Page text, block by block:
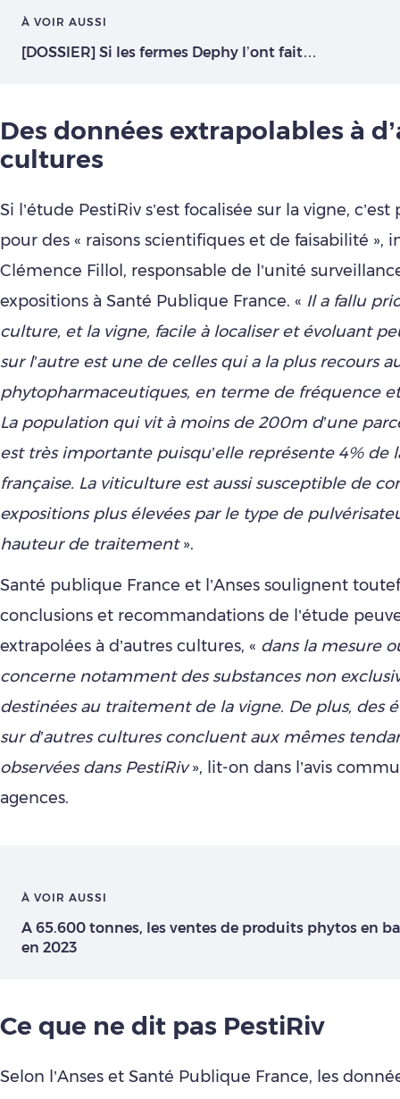
À VOIR AUSSI
[DOSSIER] Si les fermes Dephy l’ont fait…
Des données extrapolables à
cultures
Si l’étude PestiRiv s’est focalisée sur la vigne,
pour des « raisons scientifiques et de faisabilité »,
Clémence Fillol, responsable de l’unité
expositions à Santé Publique France. « Il a fallu
culture, et la vigne, facile à localiser et évoluant
sur l’autre est une de celles qui a la plus recours
phytopharmaceutiques, en terme de fréquence
La population qui vit à moins de 200m d’une
est très importante puisqu’elle représente 4% de
française. La viticulture est aussi susceptible de
expositions plus élevées par le type de
hauteur de traitement».
Santé publique France et l’Anses soulignent
conclusions et recommandations de l’étude
extrapolées à d’autres cultures, « dans la mesure
concerne notamment des substances non
destinées au traitement de la vigne. De plus, des
sur d’autres cultures concluent aux mêmes
observées dans PestiRiv», lit-on dans l’avis
agences.
À VOIR AUSSI
A 65.600 tonnes, les ventes de produits phytos en
en 2023
Ce que ne dit pas PestiRiv
Selon l’Anses et Santé Publique France, les